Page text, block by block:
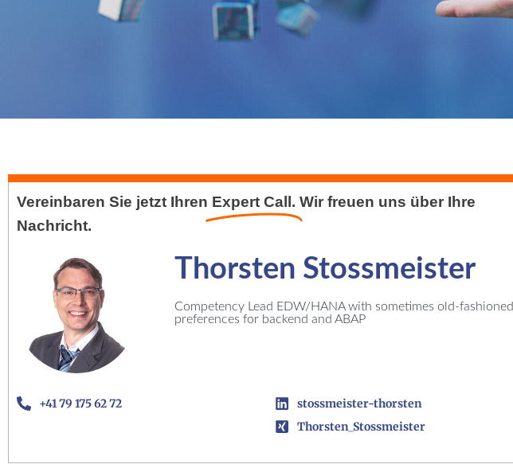
Vereinbaren Sie jetzt Ihren Expert Call. Wir freuen uns über Ihre
Nachricht.
Thorsten Stossmeister
Competency Lead EDW/HANA with sometimes old-fashioned
preferences for backend and ABAP
+41 79 175 62 72
stossmeister-thorsten
Thorsten_Stossmeister